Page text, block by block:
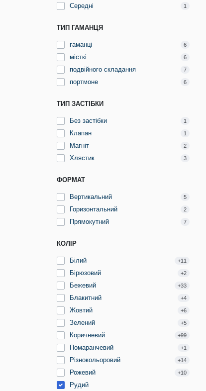
Середні 1
ТИП ГАМАНЦЯ
гаманці 6
місткі 6
подвійного складання 7
портмоне 6
ТИП ЗАСТІБКИ
Без застібки 1
Клапан 1
Магніт 2
Хлястик 3
ФОРМАТ
Вертикальний 5
Горизонтальний 2
Прямокутний 7
КОЛІР
Білий +11
Бірюзовий +2
Бежевий +33
Блакитний +4
Жовтий +6
Зелений +5
Коричневий +99
Помаранчевий +1
Різнокольоровий +14
Рожевий +10
Рудий